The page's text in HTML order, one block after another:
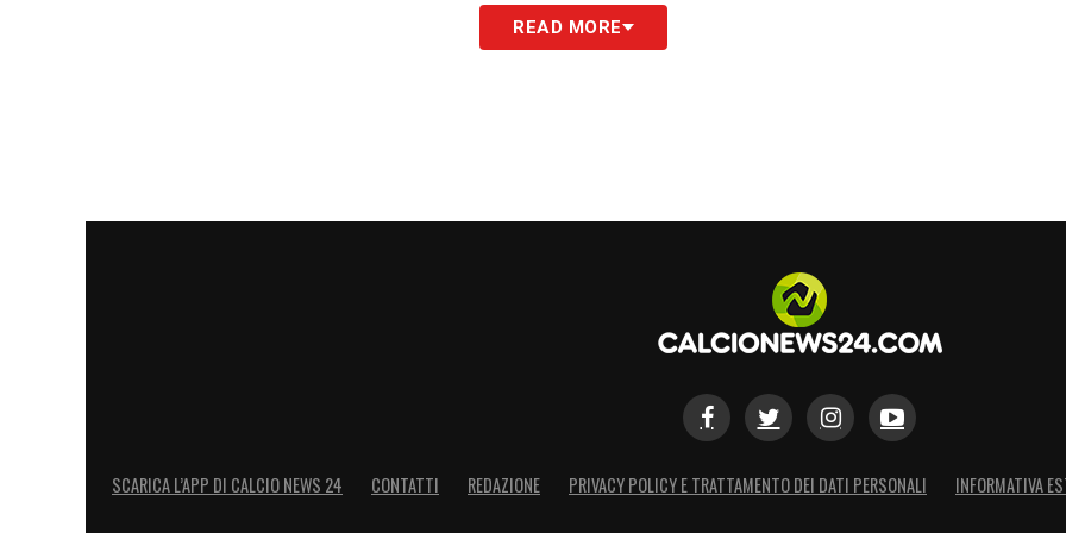
READ MORE
SCARICA L’APP DI CALCIO NEWS 24 CONTATTI REDAZIONE PRIVACY POLICY E TRATTAMENTO DEI DATI PERSONALI INFORMATIVA